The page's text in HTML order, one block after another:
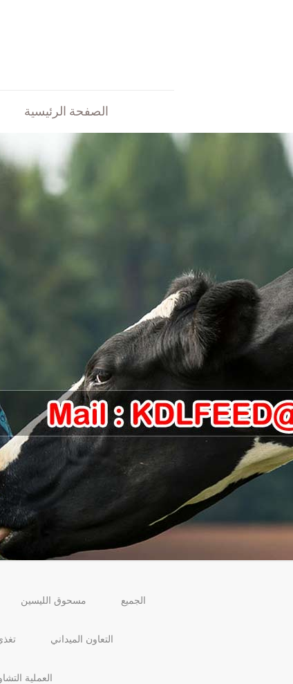
الصفحة الرئيسية
الجميع مسحوق الليسين
التعاون الميداني
العملية